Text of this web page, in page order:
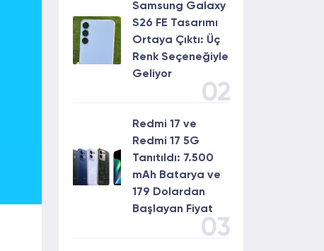
Samsung Galaxy
S26 FE Tasarımı
Ortaya Çıktı: Üç
Renk Seçeneğiyle
Geliyor
02
Redmi 17 ve
Redmi 17 5G
Tanıtıldı: 7.500
mAh Batarya ve
179 Dolardan
Başlayan Fiyat
03